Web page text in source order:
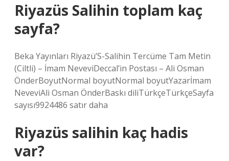
Riyazüs Salihin toplam kaç
sayfa?
Beka Yayınları Riyazü’S-Salihin Tercüme Tam Metin
(Ciltli) – İmam NeveviDeccal’in Postası – Ali Osman
ÖnderBoyutNormal boyutNormal boyutYazarİmam
NeveviAli Osman ÖnderBaskı diliTürkçeTürkçeSayfa
sayısı9924486 satır daha
Riyazüs salihin kaç hadis
var?